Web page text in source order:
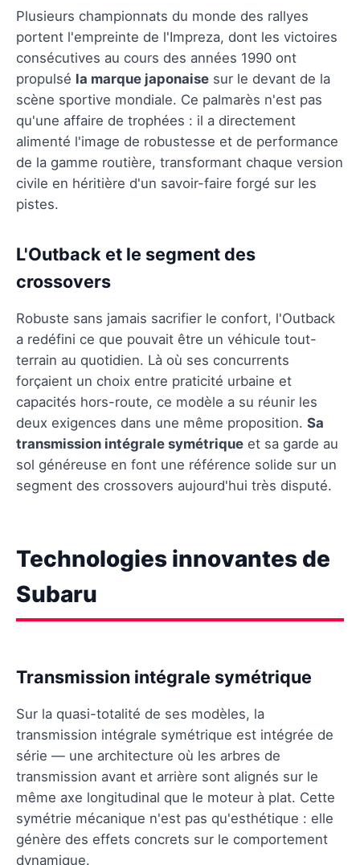
Plusieurs championnats du monde des rallyes
portent l'empreinte de l'Impreza, dont les victoires
consécutives au cours des années 1990 ont
propulsé la marque japonaise sur le devant de la
scène sportive mondiale. Ce palmarès n'est pas
qu'une affaire de trophées : il a directement
alimenté l'image de robustesse et de performance
de la gamme routière, transformant chaque version
civile en héritière d'un savoir-faire forgé sur les
pistes.
L'Outback et le segment des
crossovers
Robuste sans jamais sacrifier le confort, l'Outback
a redéfini ce que pouvait être un véhicule tout-
terrain au quotidien. Là où ses concurrents
forçaient un choix entre praticité urbaine et
capacités hors-route, ce modèle a su réunir les
deux exigences dans une même proposition. Sa
transmission intégrale symétrique et sa garde au
sol généreuse en font une référence solide sur un
segment des crossovers aujourd'hui très disputé.
Technologies innovantes de
Subaru
Transmission intégrale symétrique
Sur la quasi-totalité de ses modèles, la
transmission intégrale symétrique est intégrée de
série — une architecture où les arbres de
transmission avant et arrière sont alignés sur le
même axe longitudinal que le moteur à plat. Cette
symétrie mécanique n'est pas qu'esthétique : elle
génère des effets concrets sur le comportement
dynamique.